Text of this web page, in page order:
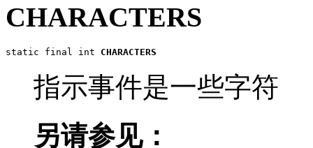
CHARACTERS
static final int CHARACTERS
指示事件是一些字符
另请参见：